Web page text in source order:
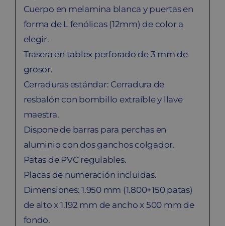
Cuerpo en melamina blanca y puertas en
forma de L fenólicas (12mm) de color a
elegir.
Trasera en tablex perforado de 3 mm de
grosor.
Cerraduras estándar: Cerradura de
resbalón con bombillo extraíble y llave
maestra.
Dispone de barras para perchas en
aluminio con dos ganchos colgador.
Patas de PVC regulables.
Placas de numeración incluidas.
Dimensiones: 1.950 mm (1.800+150 patas)
de alto x 1.192 mm de ancho x 500 mm de
fondo.